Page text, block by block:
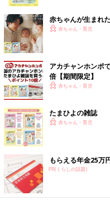
ゆでさんは「縦にも横にもはさ
い伸縮式つっぱり棒」をフック
そう。扉の上に干すと落ちてく
か！色を統一すると、生活感な
洗濯物をちょっと掛けた
ンガーキャッチ（110円
赤ちゃんが生まれ
赤ちゃん・育児
アカチャンホンポ
倍【期間限定】
赤ちゃん・育児
たまひよの雑誌
赤ちゃん・育児
もらえる年金25万
PR(くらしの話題)